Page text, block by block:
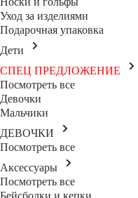
Уход за изделиями
Подарочная упаковка
Дети
СПЕЦ ПРЕДЛОЖЕНИЕ
Посмотреть все
Девочки
Мальчики
ДЕВОЧКИ
Посмотреть все
Аксессуары
Посмотреть все
Бейсболки и кепки